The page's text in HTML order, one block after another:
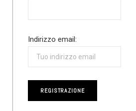
Indirizzo email: